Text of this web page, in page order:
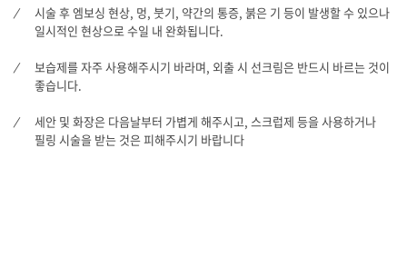
시술 후 엠보싱 현상, 멍, 붓기, 약간의 통증, 붉은 기 등이 발생할 수 있으나
일시적인 현상으로 수일 내 완화됩니다.
보습제를 자주 사용해주시기 바라며, 외출 시 선크림은 반드시 바르는 것이
좋습니다.
세안 및 화장은 다음날부터 가볍게 해주시고, 스크럽제 등을 사용하거나
필링 시술을 받는 것은 피해주시기 바랍니다